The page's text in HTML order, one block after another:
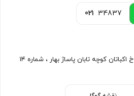
021 34837
کوچه تابان پاساژ بهار ، شماره ۱۴